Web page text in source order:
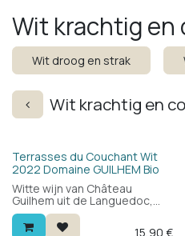
Wit krachtig en
Wit droog en strak
Wit krachtig en
Bio
Terrasses du Couchant Wit
2022 Domaine GUILHEM Bio
Witte wijn van Château
Guilhem uit de Languedoc,
biologisch geteeld. Blend van
chardonnay en sauvignon
15,90 €